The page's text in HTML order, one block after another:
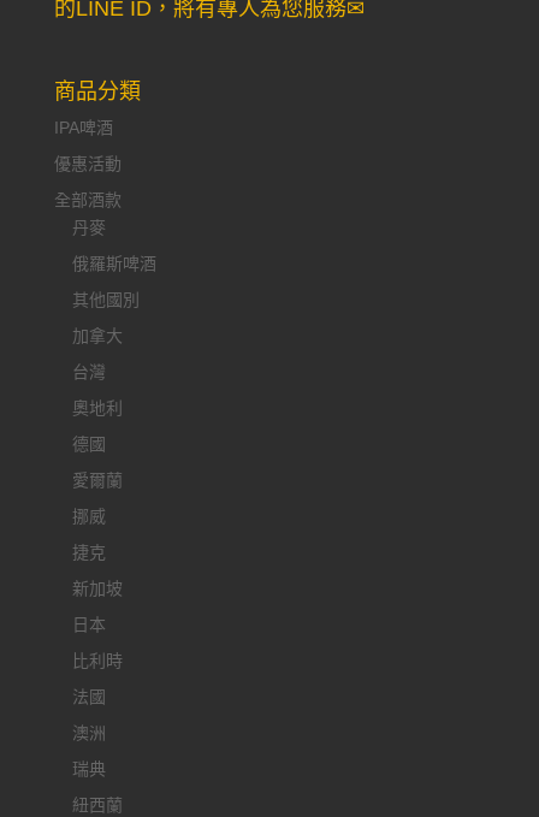
的LINE ID，將有專人為您服務✉
商品分類
IPA啤酒
優惠活動
全部酒款
丹麥
俄羅斯啤酒
其他國別
加拿大
台灣
奧地利
德國
愛爾蘭
挪威
捷克
新加坡
日本
比利時
法國
澳洲
瑞典
紐西蘭